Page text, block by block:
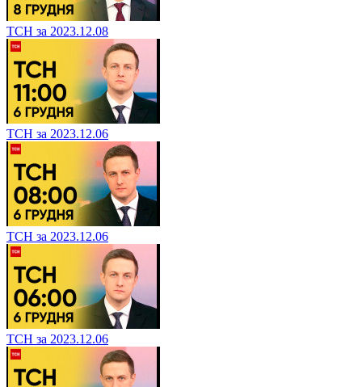
ТСН за 2023.12.08
ТСН за 2023.12.06
ТСН за 2023.12.06
ТСН за 2023.12.06